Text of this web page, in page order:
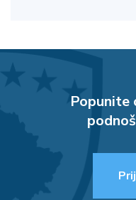
Popunite